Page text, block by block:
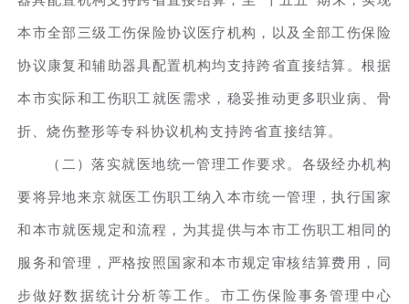
本市全部三级工伤保险协议医疗机构，以及全部工伤保险
协议康复和辅助器具配置机构均支持跨省直接结算。根据
本市实际和工伤职工就医需求，稳妥推动更多职业病、骨
折、烧伤整形等专科协议机构支持跨省直接结算。
（二）落实就医地统一管理工作要求。各级经办机构
要将异地来京就医工伤职工纳入本市统一管理，执行国家
和本市就医规定和流程，为其提供与本市工伤职工相同的
服务和管理，严格按照国家和本市规定审核结算费用，同
步做好数据统计分析等工作。市工伤保险事务管理中心